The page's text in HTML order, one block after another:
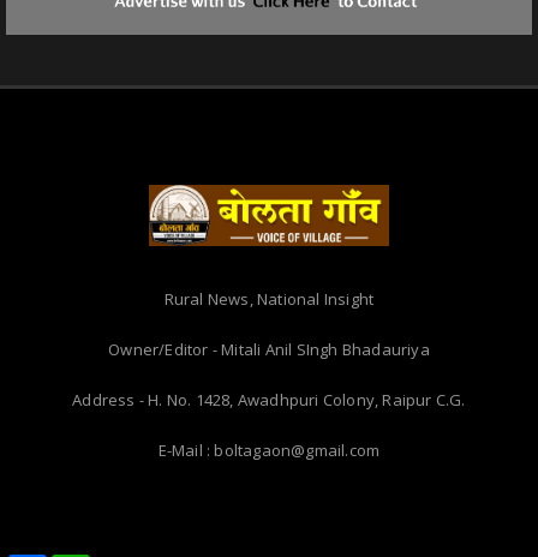
Rural News, National Insight
Owner/Editor - Mitali Anil SIngh Bhadauriya
Address - H. No. 1428, Awadhpuri Colony, Raipur C.G.
E-Mail : boltagaon@gmail.com